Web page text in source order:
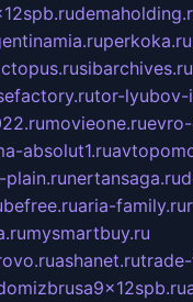
perkoka.ru
sibarchives.ru
tor-lyubov-
movieone.ru
absolut1.ru
plain.runertansaga.ru
aria-family.ru
mysmartbuy.ru
ashanet.ru